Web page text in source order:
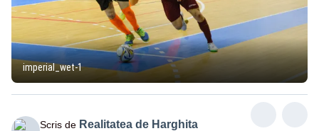
imperial_wet-1
Scris de Realitatea de Harghita